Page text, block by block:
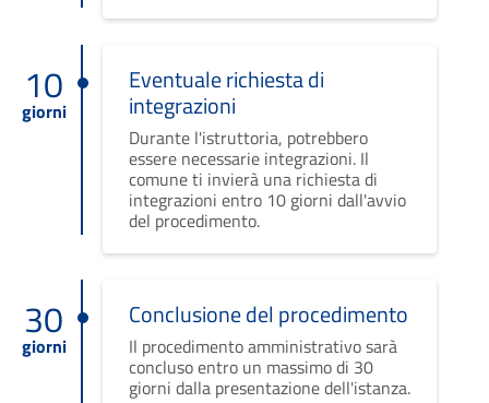
10
giorni
Eventuale richiesta di
integrazioni
Durante l'istruttoria, potrebbero
essere necessarie integrazioni. Il
comune ti invierà una richiesta di
integrazioni entro 10 giorni dall'avvio
del procedimento.
30
giorni
Conclusione del procedimento
Il procedimento amministrativo sarà
concluso entro un massimo di 30
giorni dalla presentazione dell'istanza.